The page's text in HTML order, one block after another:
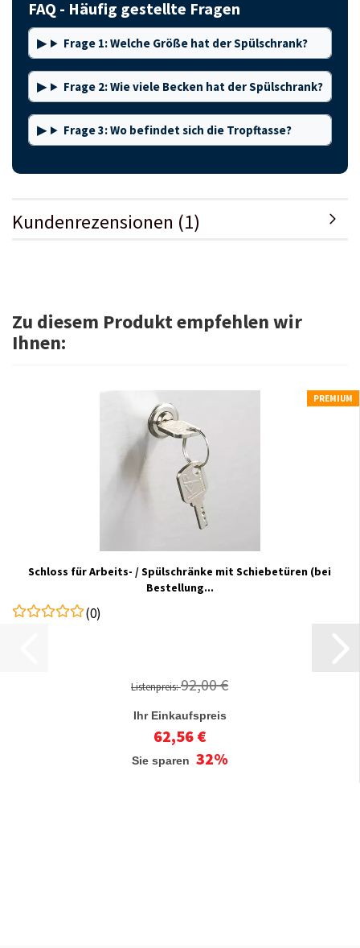
FAQ - Häufig gestellte Fragen
Frage 1: Welche Größe hat der Spülschrank?
Frage 2: Wie viele Becken hat der Spülschrank?
Frage 3: Wo befindet sich die Tropftasse?
Kundenrezensionen (1)
Zu diesem Produkt empfehlen wir
Ihnen:
PREMIUM
Schloss für Arbeits- / Spülschränke mit Schiebetüren (bei
Bestellung...
(0)
Listenpreis:92,00 €
Ihr Einkaufspreis
62,56 €
Sie sparen 32%